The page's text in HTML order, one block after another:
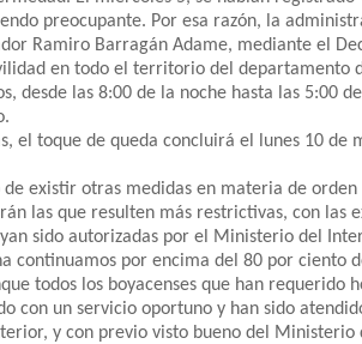
preocupante. Por esa razón, la
Ramiro Barragán Adame, mediante el
en todo el territorio del departamento
desde las 8:00 de la noche hasta las 5:00
el toque de queda concluirá el lunes 10 de
de existir otras medidas en materia de
las que resulten más restrictivas, con las
sido autorizadas por el Ministerio del
continuamos por encima del 80 por ciento
todos los boyacenses que han requerido
con un servicio oportuno y han sido
y con previo visto bueno del Ministerio